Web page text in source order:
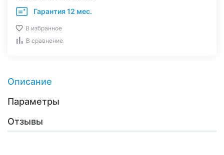
Гарантия 12 мес.
В избранное
В сравнение
Описание
Параметры
Отзывы